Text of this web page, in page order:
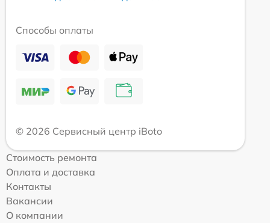
Способы оплаты
© 2026 Сервисный центр iBoto
Стоимость ремонта
Оплата и доставка
Контакты
Вакансии
О компании